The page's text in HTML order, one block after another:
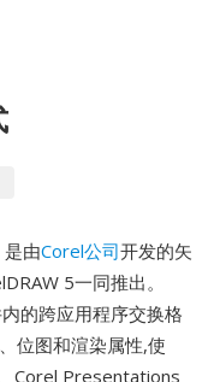
由Corel公司开发的矢
5一同推出。
的跨应用程序交换格
位图和渲染属性,使
Corel Presentations